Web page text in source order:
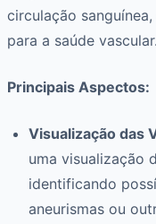
circulação
para a saúde vascular.
Principais Aspectos:
Visualização das
uma visualização
identificando
aneurismas ou